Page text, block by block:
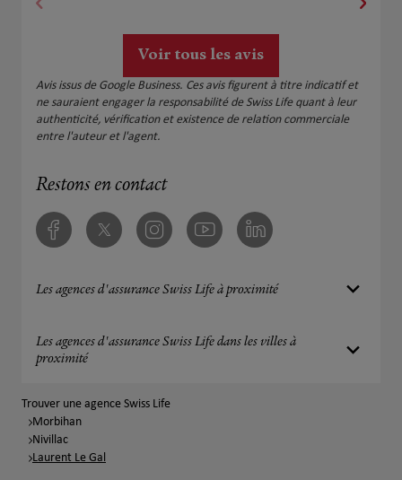
Voir tous les avis
Avis issus de Google Business. Ces avis figurent à titre indicatif et
ne sauraient engager la responsabilité de Swiss Life quant à leur
authenticité, vérification et existence de relation commerciale
entre l'auteur et l'agent.
Restons en contact
FacebookTwitter InstagramYoutube Linkedin
Les agences d'assurance Swiss Life à proximité
Les agences d'assurance Swiss Life dans les villes à
proximité
Trouver une agence Swiss Life
Morbihan
Nivillac
Laurent Le Gal